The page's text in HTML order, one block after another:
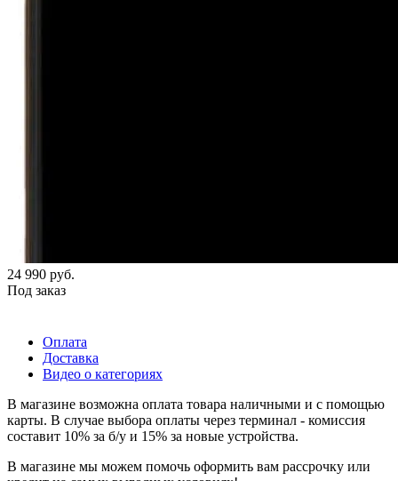
24 990 руб.
Под заказ
Оплата
Доставка
Видео о категориях
В магазине возможна оплата товара наличными и с помощью
карты. В случае выбора оплаты через терминал - комиссия
составит 10% за б/у и 15% за новые устройства.
В магазине мы можем помочь оформить вам рассрочку или